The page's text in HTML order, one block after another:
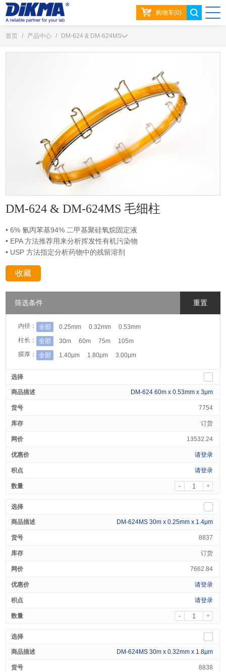
购物车(0)
首页 / 产品中心 / DM-624 & DM-624MS
DM-624 & DM-624MS 毛细柱
• 6% 氰丙苯基94% 二甲基聚硅氧烷固定液
• EPA 方法推荐用来分析挥发性有机污染物
• USP 方法指定分析药物中的残留溶剂
收藏
筛选条件 重置
内径： 全部 0.25mm 0.32mm
0.53mm
柱长：
全部 30m 60m 75m
105m
膜厚：
全部 1.40μm 1.80μm 3.00μm
DM-624 60m x 0.53mm x 3μm
7754
订货
13532.24
请登录
请登录
- +
DM-624MS 30m x 0.25mm x 1.4μm
8837
订货
7662.84
请登录
请登录
- +
DM-624MS 30m x 0.32mm x 1.8μm
8838